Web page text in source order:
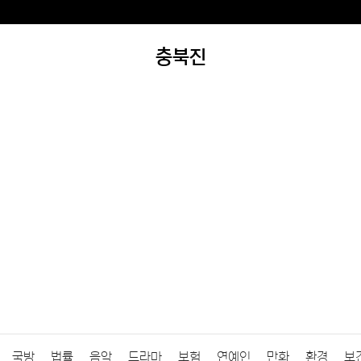
충북진
국방 법률 음악 드라마 보험 연예인 만화 환경 보